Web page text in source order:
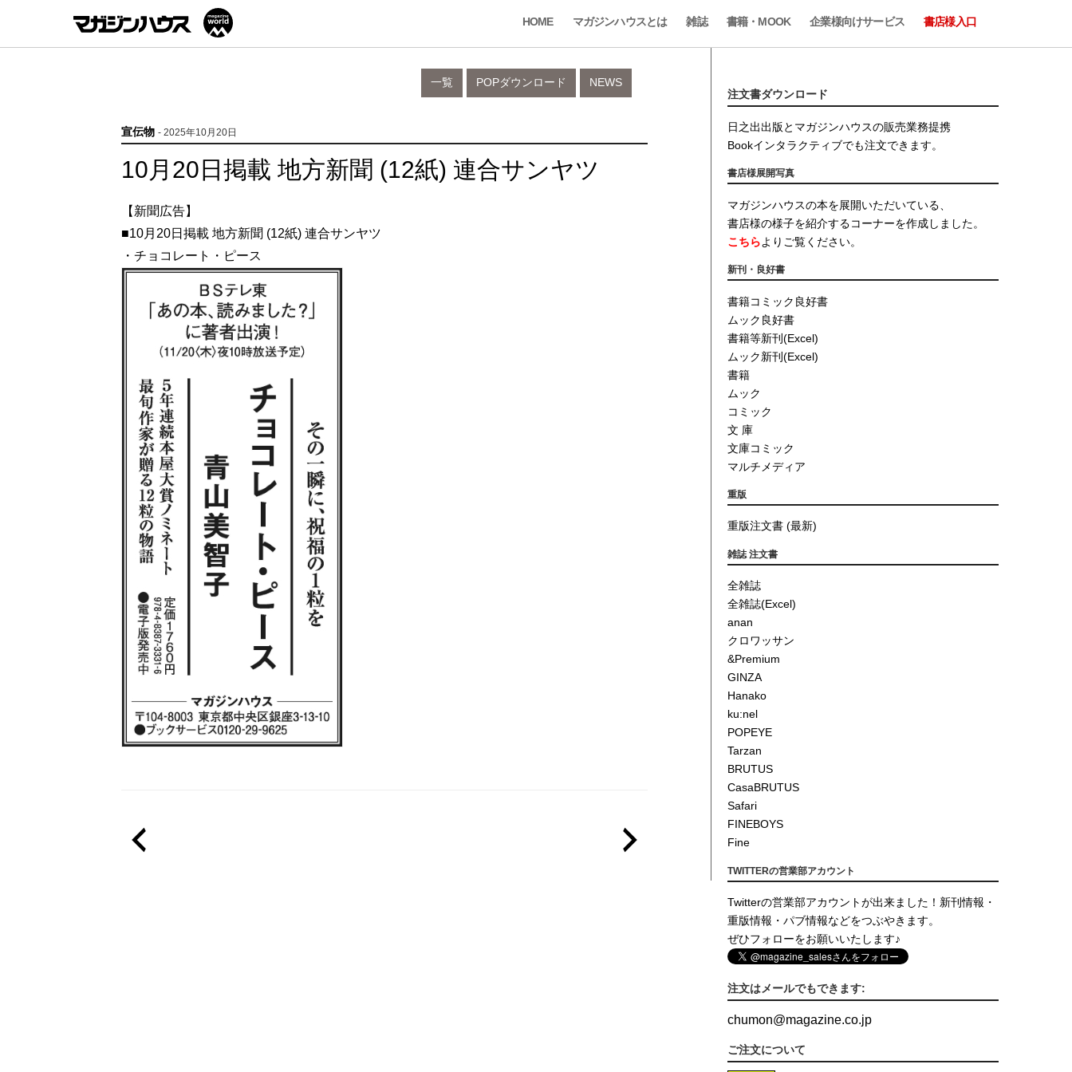
HOME マガジンハウスとは 雑誌 書籍・MOOK 企業様向けサービス 書店様入口
NEWS
POPダウンロード
一覧
宣伝物 - 2025年10月20日
10月20日掲載 地方新聞 (12紙) 連合サンヤツ
【新聞広告】
■10月20日掲載 地方新聞 (12紙) 連合サンヤツ
・チョコレート・ピース
注文書ダウンロード
日之出出版とマガジンハウスの販売業務提携
Bookインタラクティブでも注文できます。
書店様展開写真
マガジンハウスの本を展開いただいている、
書店様の様子を紹介するコーナーを作成しました。
こちらよりご覧ください。
新刊・良好書
書籍コミック良好書
ムック良好書
書籍等新刊(Excel)
ムック新刊(Excel)
書籍
ムック
コミック
文 庫
文庫コミック
マルチメディア
重版
重版注文書 (最新)
雑誌 注文書
全雑誌
全雑誌(Excel)
anan
クロワッサン
&Premium
GINZA
Hanako
ku:nel
POPEYE
Tarzan
BRUTUS
CasaBRUTUS
Safari
FINEBOYS
Fine
TWITTERの営業部アカウント
Twitterの営業部アカウントが出来ました！新刊情報・
重版情報・パブ情報などをつぶやきます。
ぜひフォローをお願いいたします♪
注文はメールでもできます:
chumon@magazine.co.jp
ご注文について